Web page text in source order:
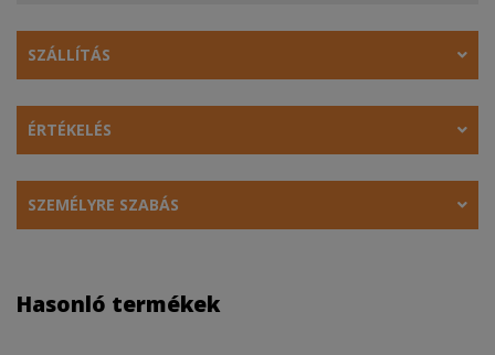
SZÁLLÍTÁS
ÉRTÉKELÉS
SZEMÉLYRE SZABÁS
Hasonló termékek